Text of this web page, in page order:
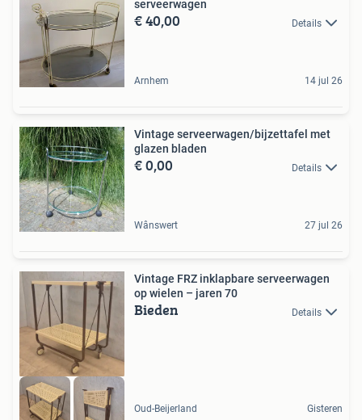
serveerwagen
€ 40,00 Details
Arnhem 14 jul 26
Vintage serveerwagen/bijzettafel met
glazen bladen
€ 0,00 Details
Wânswert 27 jul 26
Vintage FRZ inklapbare serveerwagen
op wielen – jaren 70
Bieden Details
Oud-Beijerland Gisteren